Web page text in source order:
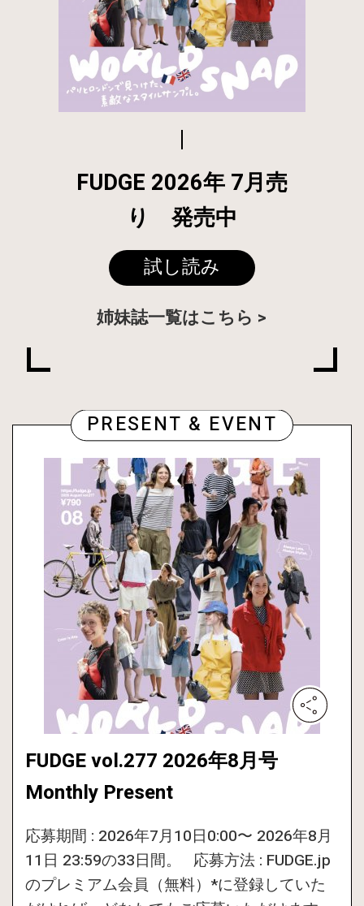
FUDGE 2026年 7月売
り 発売中
試し読み
姉妹誌一覧はこちら
PRESENT & EVENT
FUDGE vol.277 2026年8月号
Monthly Present
応募期間 : 2026年7月10日0:00〜 2026年8月
11日 23:59の33日間。 応募方法 : FUDGE.jp
のプレミアム会員（無料）*に登録していた